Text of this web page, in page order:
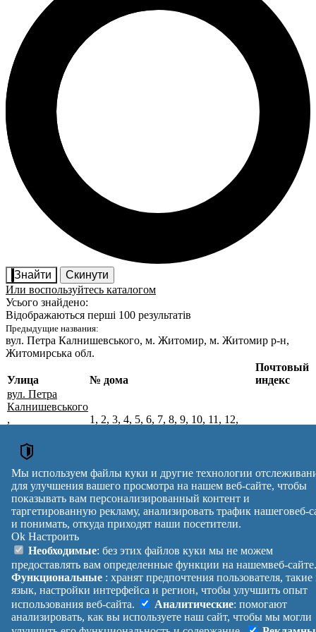
Знайти
Скинути
Или воспользуйтесь каталогом
Усього знайдено:
Відображаються перші 100 результатів
Предыдущие названия:
вул. Петра Калнишевського, м. Житомир, м. Житомир р-н,
Житомирська обл.
Почтовые индексы Украины. Обновлено : 27-07-2026.
Улица № дома
Почтовый
индекс
вул. Петра
Калнишевського
,
Житомирський
р-н,
Житомирська
обл.
1, 2, 3, 4, 5, 6, 7, 8, 9, 10, 11, 12,
Вулиця № будинків
Індекс
reklama
Правила
Помощь
Платные
услуги
Политика
конфиденциальности
Манифест
О проекте
Обратная
связь
Украина
Вход |
Выход
Мы используем файлы куки и другие технологии
для улучшения вашего просмотра на нашем веб-сайте, чтобы
показывать вам персонализированный контент и
таргетированную рекламу, анализировать трафик нашеговеб-
и понимать, откуда приходят наши посетители.
Ok Настроить
Необходимые: без этих файлов куки мы не можем
предоставлять вам определенные функции на нашемвеб-
Функциональные : хранят предпочтения пользователя, такие
язык, настройки интерфейса и регион, чтобы улучшить опыт
использования веб-сайта.
Аналитические: помогают
анализировать, как вы используете наш сайт, чтобы мы могли